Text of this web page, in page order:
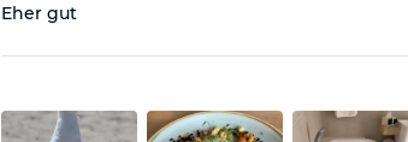
Eher gut